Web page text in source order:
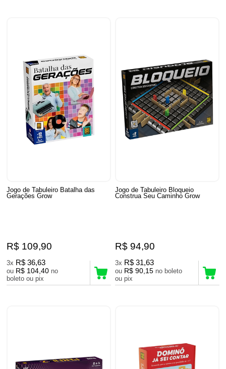
Jogo de Tabuleiro Batalha das
Gerações Grow
R$ 109,90
3x R$ 36,63
ou R$ 104,40 no
boleto ou pix
Jogo de Tabuleiro Bloqueio
Construa Seu Caminho Grow
R$ 94,90
3x R$ 31,63
ou R$ 90,15 no boleto
ou pix